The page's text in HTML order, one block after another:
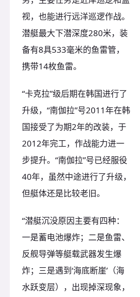
视，也能进行远洋巡逻作战。
潜艇最大下潜深度280米，装
备有8具533毫米的鱼雷管，
携带14枚鱼雷。
“卡克拉”级后期在韩国进行了
升级，“南伽拉”号2011年在韩
国接受了为期2年的改装，于
2012年完工，作战能力进一
步提升。“南伽拉”号已经服役
40年，虽然中途进行了升级，
但艇体还是比较老旧。
“潜艇沉没原因主要有四种：
一是蓄电池爆炸；二是鱼雷、
反舰导弹等艇载武器发生爆
炸；三是遇到‘海底断崖’（海
水跃变层），出现掉深现象，